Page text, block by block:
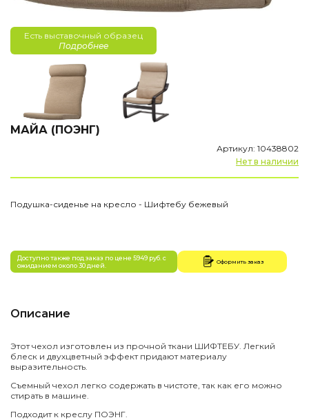
Есть выставочный образец
Подробнее
МАЙА (ПОЭНГ)
Артикул: 10438802
Нет в наличии
Подушка-сиденье на кресло - Шифтебу бежевый
Доступно также под заказ по цене 5949 руб. с
ожиданием около 30 дней.
Оформить заказ
Описание
Этот чехол изготовлен из прочной ткани ШИФТЕБУ. Легкий
блеск и двухцветный эффект придают материалу
выразительность.
Съемный чехол легко содержать в чистоте, так как его можно
стирать в машине.
Подходит к креслу ПОЭНГ.